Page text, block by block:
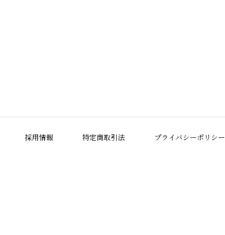
採用情報 特定商取引法 プライバシーポリシー